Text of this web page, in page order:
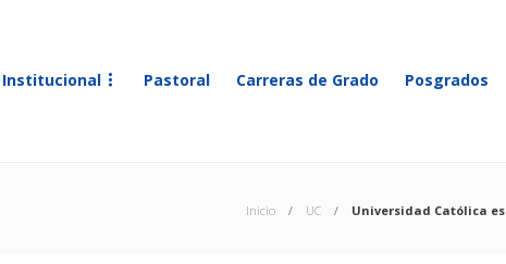
Institucional Pastoral Carreras de Grado Posgrados
Inicio UC Universidad Católica